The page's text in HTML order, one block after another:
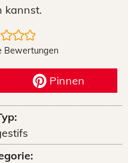
kannst.
Bewertungen
Pinnen